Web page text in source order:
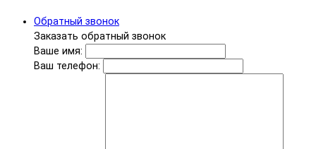
Обратный звонок
Заказать обратный звонок
Ваше имя:
Ваш телефон: